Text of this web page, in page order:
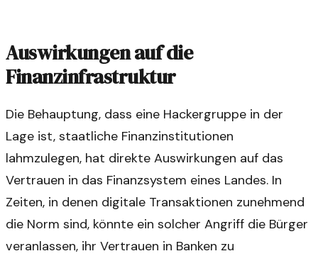
Auswirkungen auf die
Finanzinfrastruktur
Die Behauptung, dass eine Hackergruppe in der
Lage ist, staatliche Finanzinstitutionen
lahmzulegen, hat direkte Auswirkungen auf das
Vertrauen in das Finanzsystem eines Landes. In
Zeiten, in denen digitale Transaktionen zunehmend
die Norm sind, könnte ein solcher Angriff die Bürger
veranlassen, ihr Vertrauen in Banken zu